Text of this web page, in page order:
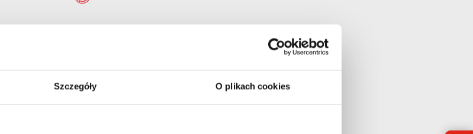
Szczegóły O plikach cookies